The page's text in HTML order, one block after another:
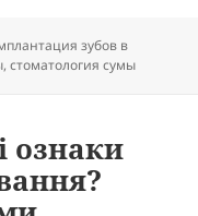
зубов в
,стоматология сумы
ознаки